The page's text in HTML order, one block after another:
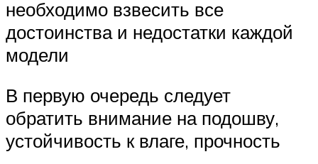
необходимо взвесить все
достоинства и недостатки каждой
модели
В первую очередь следует
обратить внимание на подошву,
устойчивость к влаге, прочность